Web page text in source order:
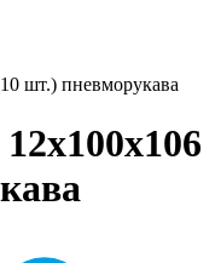
шт.) пневморукава